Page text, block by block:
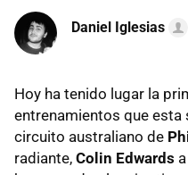
Daniel Iglesias
Hoy ha tenido lugar la
entrenamientos que esta
circuito australiano de
radiante, Colin Edwards